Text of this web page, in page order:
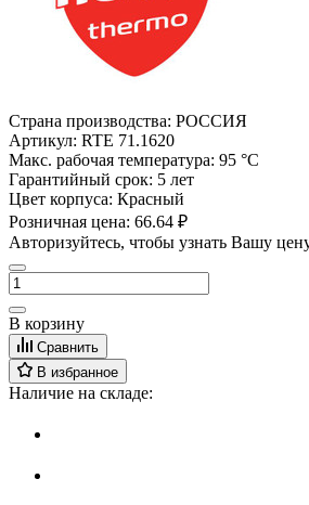
Страна производства: РОССИЯ
Артикул: RTE 71.1620
Макс. рабочая температура: 95 °С
Гарантийный срок: 5 лет
Цвет корпуса: Красный
Розничная цена: 66.64 ₽
Авторизуйтесь, чтобы узнать Вашу
В корзину
Сравнить
В избранное
Наличие на складе: